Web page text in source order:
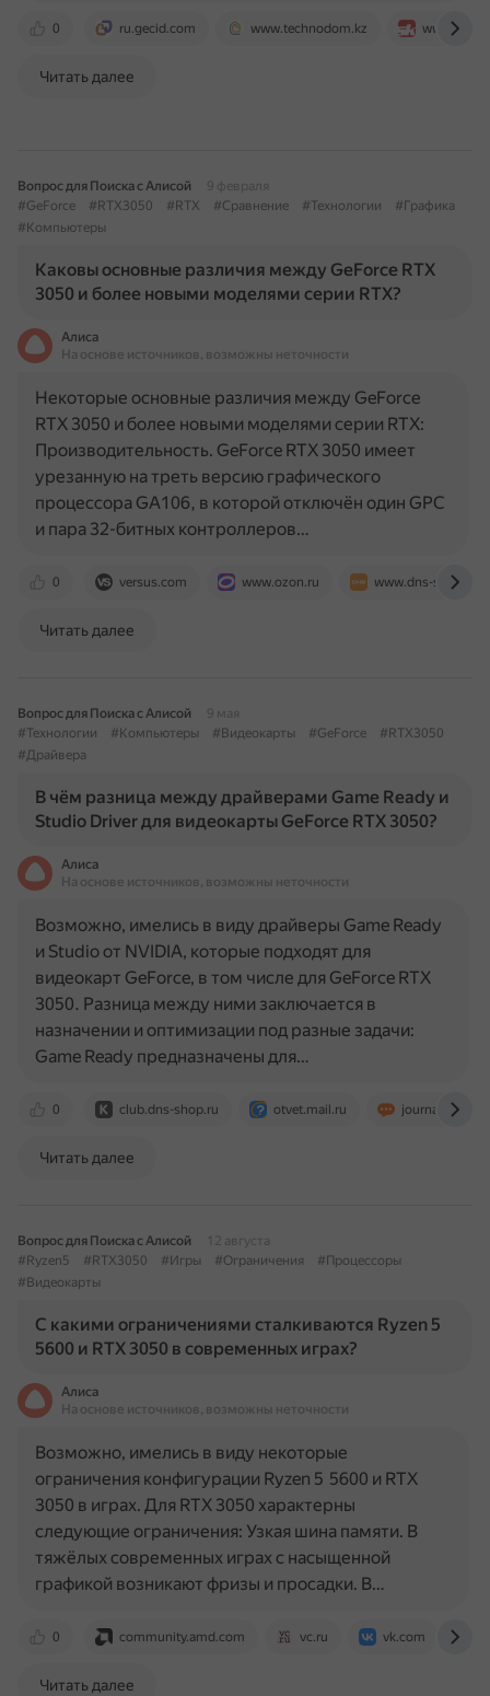
0 ru.gecid.com www.technodom.kz
Читать далее
Вопрос для Поиска с Алисой
9 февраля
#GeForce
#RTX3050 #RTX #Сравнение #Технологии
#Графика
#Компьютеры
Каковы основные различия между GeForce RTX
3050 и более новыми моделями серии RTX?
Алиса
На основе источников, возможны неточности
0 versus.com www.ozon.ru www.dns-shop.ru
Некоторые основные различия между GeForce
RTX 3050 и более новыми моделями серии RTX:
Производительность. GeForce RTX 3050 имеет
урезанную на треть версию графического
процессора GA106, в которой отключён один GPC
и пара 32-битных контроллеров…
Читать далее
Вопрос для Поиска с Алисой
9 мая
#Технологии
#Компьютеры #Видеокарты #GeForce
#RTX3050
#Драйвера
В чём разница между драйверами Game Ready и
Studio Driver для видеокарты GeForce RTX 3050?
Алиса
На основе источников, возможны неточности
0 club.dns-shop.ru otvet.mail.ru
Возможно, имелись в виду драйверы Game Ready
и Studio от NVIDIA, которые подходят для
видеокарт GeForce, в том числе для GeForce RTX
3050. Разница между ними заключается в
назначении и оптимизации под разные задачи:
Game Ready предназначены для…
Читать далее
Вопрос для Поиска с Алисой
12 августа
#Ryzen5
#RTX3050 #Игры #Ограничения
#Процессоры
#Видеокарты
С какими ограничениями сталкиваются Ryzen 5
5600 и RTX 3050 в современных играх?
Алиса
На основе источников, возможны неточности
0 community.amd.com vc.ru vk.com
Возможно, имелись в виду некоторые
ограничения конфигурации Ryzen 5 5600 и RTX
3050 в играх. Для RTX 3050 характерны
следующие ограничения: Узкая шина памяти. В
тяжёлых современных играх с насыщенной
графикой возникают фризы и просадки. В…
Читать далее